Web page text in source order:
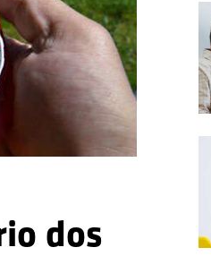
dos